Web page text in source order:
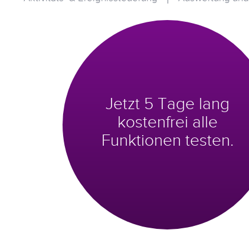
Jetzt 5 Tage lang
kostenfrei alle
Funktionen testen.